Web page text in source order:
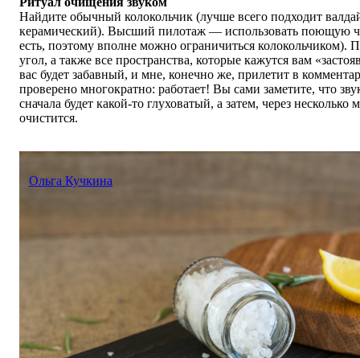
Найдите обычный колокольчик (лучше всего подходит
керамический). Высший пилотаж — использовать поющую
есть, поэтому вполне можно ограничиться колокольчиком).
угол, а также все пространства, которые кажутся вам «
вас будет забавный, и мне, конечно же, прилетит в
проверено многократно: работает! Вы сами заметите, что
сначала будет какой-то глуховатый, а затем, через
очистится.
Ольга Кучкина